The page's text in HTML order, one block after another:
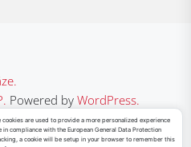
Powered by WordPress.
are used to provide a more personalized experience
compliance with the European General Data Protection
a cookie will be setup in your browser to remember this